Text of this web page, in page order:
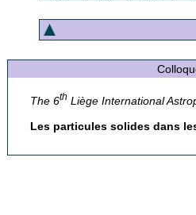
The 6th Liège International
Les particules solides dans